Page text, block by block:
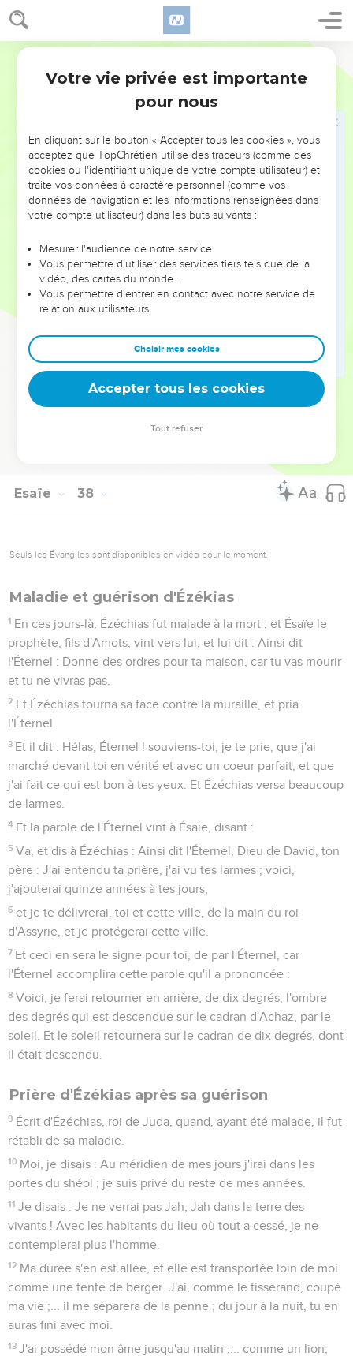
Esaïe 37
32 Car de Jérusalem sortira un résidu, et de la montagne de
Sion ce qui est réchappé. La jalousie de l'Éternel des armées
C'est pourquoi, ainsi dit l'Éternel touchant le roi d'Assyrie :
Il n'entrera pas dans cette ville, et il n'y lancera point de
point de terrasse contre elle.
Il s'en retournera par le chemin par lequel il est venu, et il
n'entrera pas dans cette ville, dit l'Éternel.
Et je protégerai cette ville, afin de la sauver, à cause de
Départ des Assyriens, mort de Sennakérib
Et un ange de l'Éternel sortit, et frappa dans le camp des
Assyriens cent quatre-vingt-cinq mille hommes ; et quand on
se leva le matin, voici, c'étaient tous des corps morts.
Et Sankhérib, roi d'Assyrie, partit et s'en alla et s'en
retourna, et habita à Ninive.
Et il arriva, comme il se prosternait dans la maison de
Nisroc, son dieu, qu'Adrammélec et Sharétser, ses fils, le
Esaïe 38
Seuls les Évangiles sont disponibles en vidéo pour le moment.
Maladie et guérison d'Ézékias
1 En ces jours-là, Ézéchias fut malade à la mort ; et Ésaïe le
prophète, fils d'Amots, vint vers lui, et lui dit : Ainsi dit
l'Éternel : Donne des ordres pour ta maison, car tu vas mourir
et tu ne vivras pas.
2 Et Ézéchias tourna sa face contre la muraille, et pria
l'Éternel.
3 Et il dit : Hélas, Éternel ! souviens-toi, je te prie, que j'ai
marché devant toi en vérité et avec un coeur parfait, et que
j'ai fait ce qui est bon à tes yeux. Et Ézéchias versa beaucoup
de larmes.
4 Et la parole de l'Éternel vint à Ésaïe, disant :
5 Va, et dis à Ézéchias : Ainsi dit l'Éternel, Dieu de David, ton
père : J'ai entendu ta prière, j'ai vu tes larmes ; voici,
j'ajouterai quinze années à tes jours,
6 et je te délivrerai, toi et cette ville, de la main du roi
d'Assyrie, et je protégerai cette ville.
7 Et ceci en sera le signe pour toi, de par l'Éternel, car
l'Éternel accomplira cette parole qu'il a prononcée :
8 Voici, je ferai retourner en arrière, de dix degrés, l'ombre
des degrés qui est descendue sur le cadran d'Achaz, par le
soleil. Et le soleil retournera sur le cadran de dix degrés, dont
il était descendu.
Prière d'Ézékias après sa guérison
9 Écrit d'Ézéchias, roi de Juda, quand, ayant été malade, il fut
rétabli de sa maladie.
10 Moi, je disais : Au méridien de mes jours j'irai dans les
portes du shéol ; je suis privé du reste de mes années.
11 Je disais : Je ne verrai pas Jah, Jah dans la terre des
vivants ! Avec les habitants du lieu où tout a cessé, je ne
contemplerai plus l'homme.
12 Ma durée s'en est allée, et elle est transportée loin de moi
comme une tente de berger. J'ai, comme le tisserand, coupé
ma vie ;... il me séparera de la penne ; du jour à la nuit, tu en
auras fini avec moi.
13 J'ai possédé mon âme jusqu'au matin ;... comme un lion,
Votre vie privée est importante
pour nous
En cliquant sur le bouton « Accepter tous les cookies », vous
acceptez que TopChrétien utilise des traceurs (comme des
cookies ou l'identifiant unique de votre compte utilisateur) et
traite vos données à caractère personnel (comme vos
données de navigation et les informations renseignées dans
votre compte utilisateur) dans les buts suivants :
Mesurer l'audience de notre service
Vous permettre d'utiliser des services tiers tels que de la
vidéo, des cartes du monde…
Vous permettre d'entrer en contact avec notre service de
relation aux utilisateurs.
Choisir mes cookies
Accepter tous les cookies
Tout refuser